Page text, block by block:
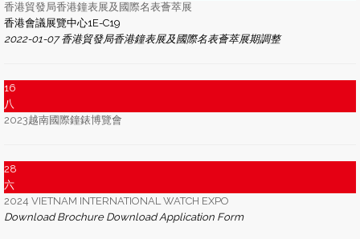
香港貿發局香港鐘表展及國際名表薈萃展
香港會議展覽中心1E-C19
2022-01-07 香港貿發局香港鐘表展及國際名表薈萃展期調整
16
八
2023越南國際鐘錶博覽會
28
六
2024 VIETNAM INTERNATIONAL WATCH EXPO
Download Brochure Download Application Form